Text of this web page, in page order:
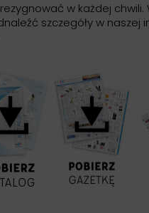
w każdej chwili.
szczegóły w naszej